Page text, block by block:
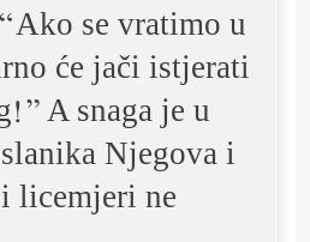
se vratimo u
će jači istjerati
A snaga je u
Njegova i
licemjeri ne